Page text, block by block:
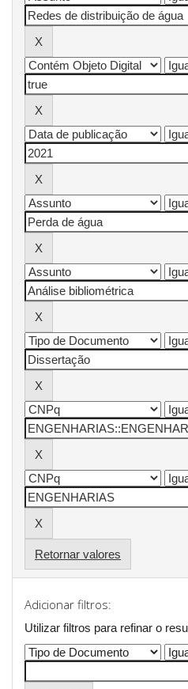
Retornar valores
Adicionar filtros:
Utilizar filtros para refinar o